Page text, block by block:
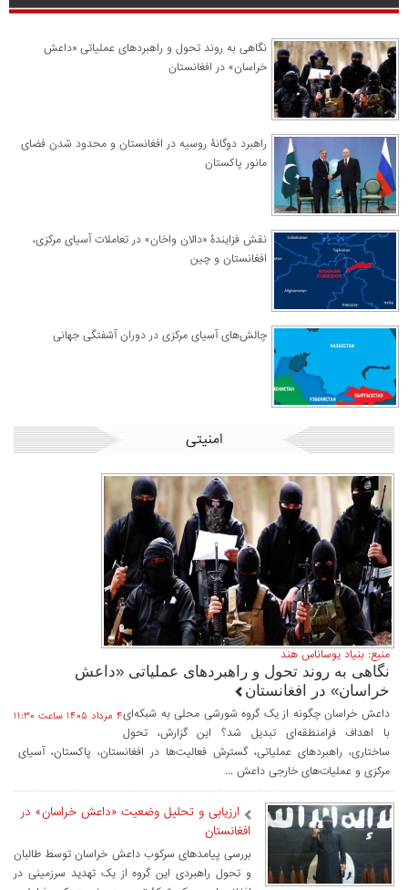
نگاهی به روند تحول و راهبردهای عملیاتی «داعش
خراسان» در افغانستان
راهبرد دوگانۀ روسیه در افغانستان و محدود شدن فضای
مانور پاکستان
نقش فزایندۀ «دالان واخان» در تعاملات آسیای مرکزی،
افغانستان و چین
چالش‌های آسیای مرکزی در دوران آشفتگی جهانی
امنیتی
منبع: بنیاد یوساناس هند
نگاهی به روند تحول و راهبردهای عملیاتی «داعش
خراسان» در افغانستان
۴ مرداد ۱۴۰۵ ساعت ۱۱:۳۰داعش خراسان چگونه از یک گروه شورشی محلی به شبکه‌ای
با اهداف فرامنطقه‌ای تبدیل شد؟ این گزارش، تحول
ساختاری، راهبردهای عملیاتی، گسترش فعالیت‌ها در افغانستان، پاکستان، آسیای
مرکزی و عملیات‌های خارجی داعش ...
ارزیابی و تحلیل وضعیت «داعش خراسان» در
افغانستان
بررسی پیامدهای سرکوب داعش خراسان توسط طالبان
و تحول راهبردی این گروه از یک تهدید سرزمینی در